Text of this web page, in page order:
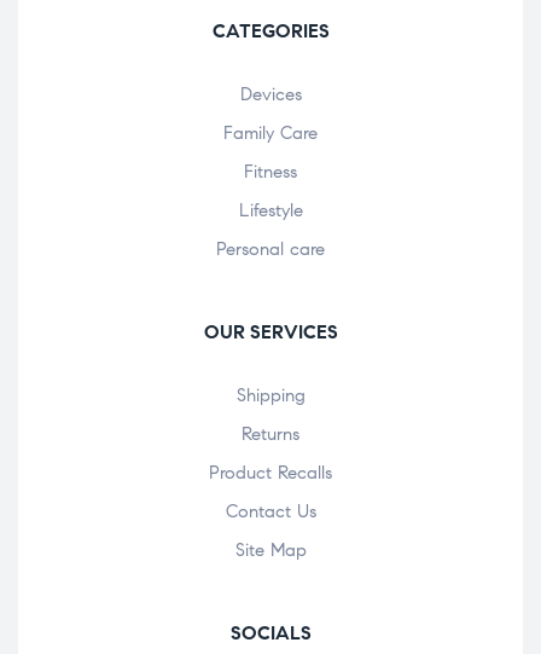
CATEGORIES
Devices
Family Care
Fitness
Lifestyle
Personal care
OUR SERVICES
Shipping
Returns
Product Recalls
Contact Us
Site Map
SOCIALS